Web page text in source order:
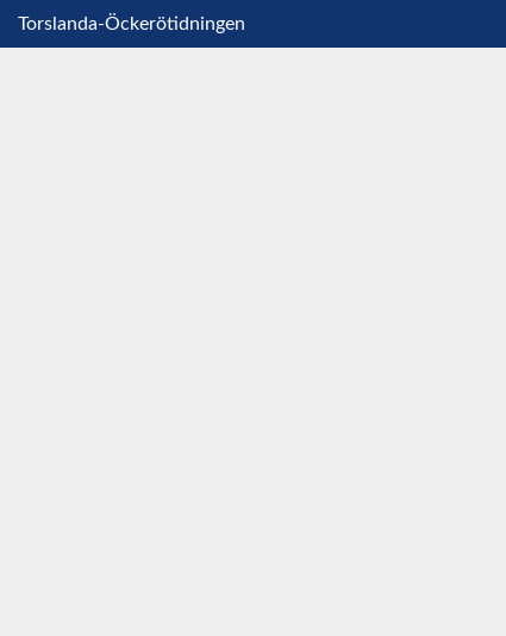
Torslanda-Öckerötidningen